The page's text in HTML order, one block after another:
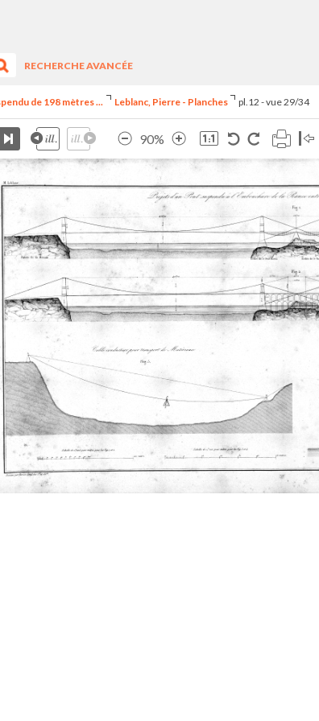
RECHERCHE AVANCÉE
de 198 mètres ... Leblanc, Pierre - Planches pl.12 - vue 29/34
90%